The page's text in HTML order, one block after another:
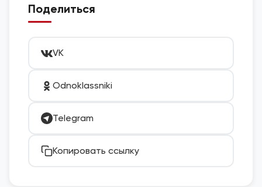
Поделиться
VK
Odnoklassniki
Telegram
Копировать ссылку